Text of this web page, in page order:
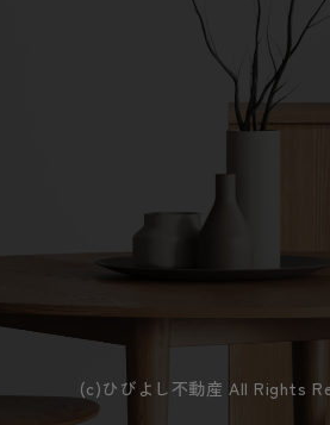
(c)ひびよし不動産 All Rights